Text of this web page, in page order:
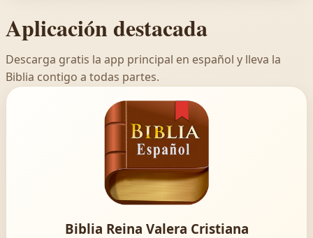
Aplicación destacada
Descarga gratis la app principal en español y lleva la
Biblia contigo a todas partes.
Biblia Reina Valera Cristiana